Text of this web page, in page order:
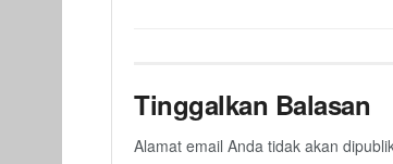
Tinggalkan Balasan
Alamat email Anda tidak akan